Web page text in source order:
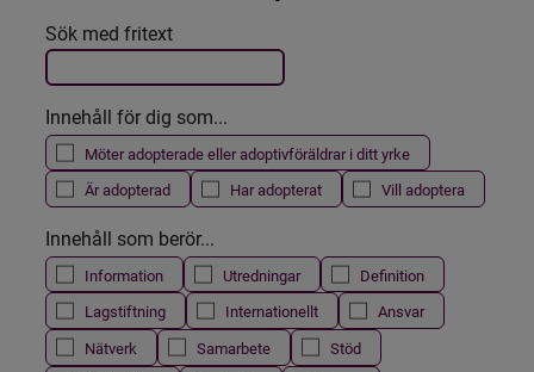
Filtrera resultatet
Det här formuläret postas automatiskt
Sök med fritext
Innehåll för dig som...
Möter adopterade eller adoptivföräldrar i ditt yrke
Är adopterad
Har adopterat Vill adoptera
Innehåll som berör...
Information Utredningar
Definition
Lagstiftning
Internationellt
Ansvar
Nätverk
Samarbete
Stöd